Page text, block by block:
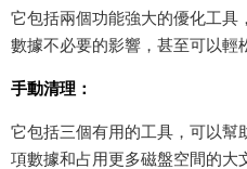
它包括兩個功能強大的優化工具
數據不必要的影響，甚至可以輕
手動清理：
它包括三個有用的工具，可以
項數據和占用更多磁盤空間的大